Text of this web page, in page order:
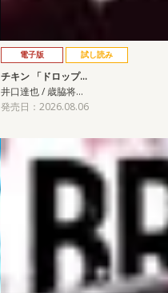
電子版 試し読み
チキン 「ドロップ…
井口達也 / 歳脇将…
発売日：2026.08.06